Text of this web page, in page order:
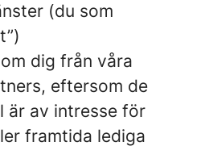
(du som
dig från våra
eftersom de
är av intresse för
framtida lediga